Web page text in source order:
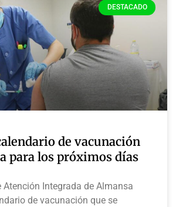
DESTACADO
de vacunación
para los próximos días
Atención Integrada de Almansa
de vacunación que se